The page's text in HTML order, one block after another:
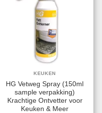
KEUKEN
HG Vetweg Spray (150ml
sample verpakking)
Krachtige Ontvetter voor
Keuken & Meer